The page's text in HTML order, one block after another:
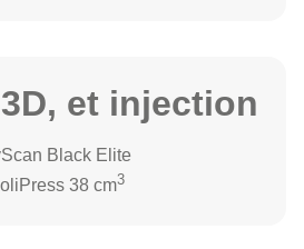
et injection
Black Elite
38 cm3